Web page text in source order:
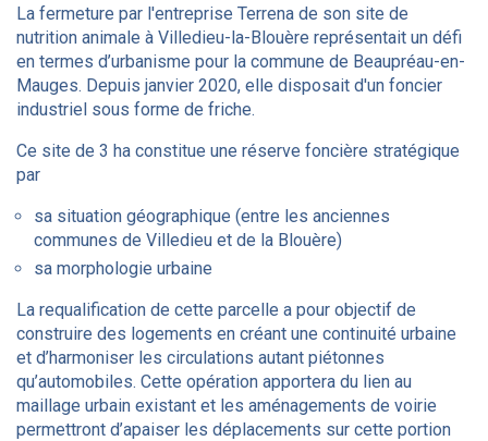
La fermeture par l'entreprise Terrena de son site de
nutrition animale à Villedieu-la-Blouère représentait un défi
en termes d’urbanisme pour la commune de Beaupréau-en-
Mauges. Depuis janvier 2020, elle disposait d'un foncier
industriel sous forme de friche.
Ce site de 3 ha constitue une réserve foncière stratégique
par
sa situation géographique (entre les anciennes
communes de Villedieu et de la Blouère)
sa morphologie urbaine
La requalification de cette parcelle a pour objectif de
construire des logements en créant une continuité urbaine
et d’harmoniser les circulations autant piétonnes
qu’automobiles. Cette opération apportera du lien au
maillage urbain existant et les aménagements de voirie
permettront d’apaiser les déplacements sur cette portion